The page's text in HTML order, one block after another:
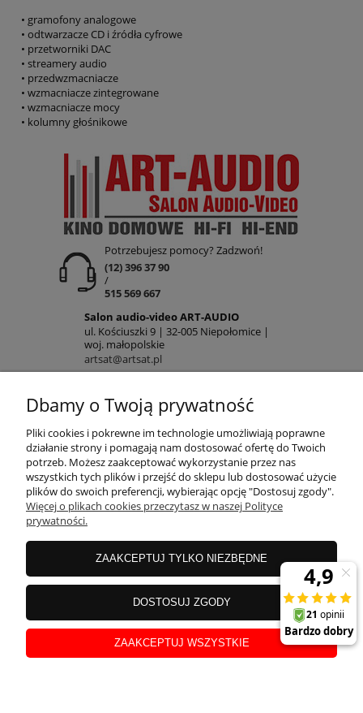
• gramofony analogowe
• odtwarzacze CD i źródła cyfrowe
• przetworniki DAC
• streamery audio
• przedwzmacniacze
• wzmacniacze zintegrowane
• wzmacniacze mocy
• kolumny głośnikowe
Potrzebujesz pomocy? Zadzwoń!
(12) 396 37 90
/
515 569 667
Salon audio-video ART-AUDIO
ul. Kościuszki 9 | 32-005 Niepołomice |
woj. małopolskie
artsat@artsat.pl
NIP: 6782225502 | REGON: 120645712
POMOC
MOJE KONTO
PŁATNOŚCI
INFORMACJE
O NAS
Dbamy o Twoją prywatność
Pliki cookies i pokrewne im technologie umożliwiają poprawne
działanie strony i pomagają nam dostosować ofertę do Twoich
potrzeb. Możesz zaakceptować wykorzystanie przez nas
wszystkich tych plików i przejść do sklepu lub dostosować użycie
plików do swoich preferencji, wybierając opcję "Dostosuj zgody".
Więcej o plikach cookies przeczytasz w naszej Polityce
prywatności.
ZAAKCEPTUJ TYLKO NIEZBĘDNE
DOSTOSUJ ZGODY
ZAAKCEPTUJ WSZYSTKIE